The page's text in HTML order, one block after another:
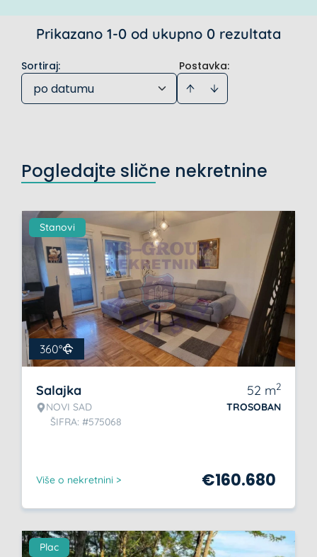
Prikazano 1-0 od ukupno 0 rezultata
Postavka:
Sortiraj:
po datumu
Pogledajte slične nekretnine
Stanovi
360°
Salajka
NOVI SAD
ŠIFRA: #575068
52 m2
TROSOBAN
Više o nekretnini > €160.680
Plac